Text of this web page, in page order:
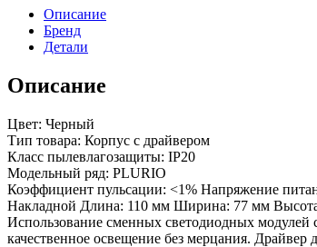
200mA)
(Arlight,
IP20
3
года)
Описание
Бренд
Детали
Описание
Цвет: Черный
Тип товара: Корпус с драйвером
Класс пылевлагозащиты: IP20
Модельный ряд: PLURIO
Коэффициент пульсации: <1% Напряжение
Накладной Длина: 110 мм Ширина: 77 мм
Использование сменных светодиодных модулей
качественное освещение без мерцания. Драйвер